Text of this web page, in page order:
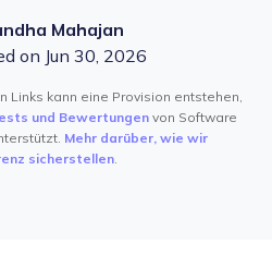
Mahajan
on Jun 30, 2026
Links kann eine Provision entstehen,
und Bewertungenvon Software
Mehr darüber, wie wir
sicherstellen.